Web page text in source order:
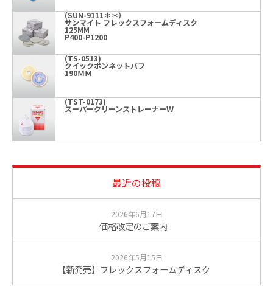
(SUN-9111＊＊）
サンマイト フレックスフォームディスク
125MM
P400-P1200
(TS-0513)
クイックボンネットバフ
190ＭＭ
(TST-0173)
スーパークリーンストレーナーＷ
最近の投稿
価格改定のご案内
2026年6月17日
【新発売】フレックスフォームディスク
2026年5月15日